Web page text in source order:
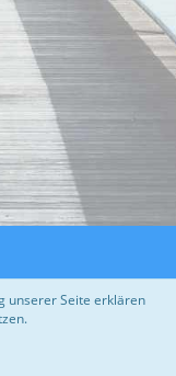
unserer Seite erklären